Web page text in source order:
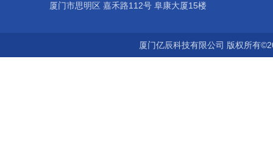
厦门市思明区 嘉禾路112号 阜康大厦15楼
厦门亿辰科技有限公司 版权所有